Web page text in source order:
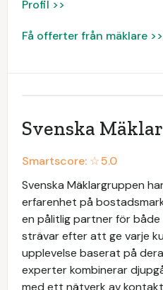
Profil >>
Få offerter från mäklare >>
Svenska
Smartscore: ☆5.0
Svenska Mäklargruppen
erfarenhet på
en pålitlig partner för både
strävar efter att ge varje
upplevelse baserat på
experter kombinerar
med ett nätverk av